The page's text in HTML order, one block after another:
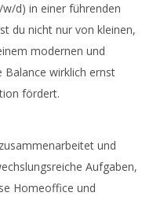
d) in einer führenden
du nicht nur von kleinen,
modernen und
Balance wirklich ernst
fördert.
und
Aufgaben,
Homeoffice und